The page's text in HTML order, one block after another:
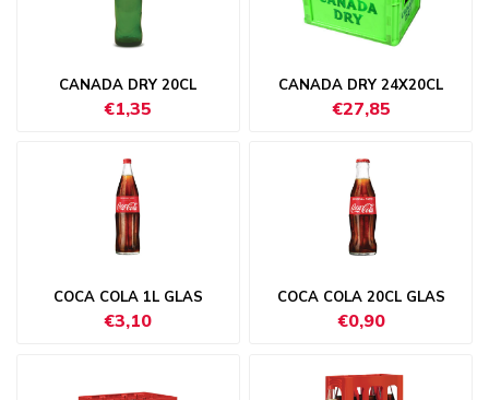
CANADA DRY 20CL
€1,35
CANADA DRY 24X20CL
€27,85
COCA COLA 1L GLAS
€3,10
COCA COLA 20CL GLAS
€0,90